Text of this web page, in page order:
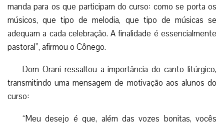
manda para os que participam do curso: como se porta os
músicos, que tipo de melodia, que tipo de músicas se
adequam a cada celebração. A finalidade é essencialmente
pastoral”, afirmou o Cônego.
Dom Orani ressaltou a importância do canto litúrgico,
transmitindo uma mensagem de motivação aos alunos do
curso:
“Meu desejo é que, além das vozes bonitas, vocês